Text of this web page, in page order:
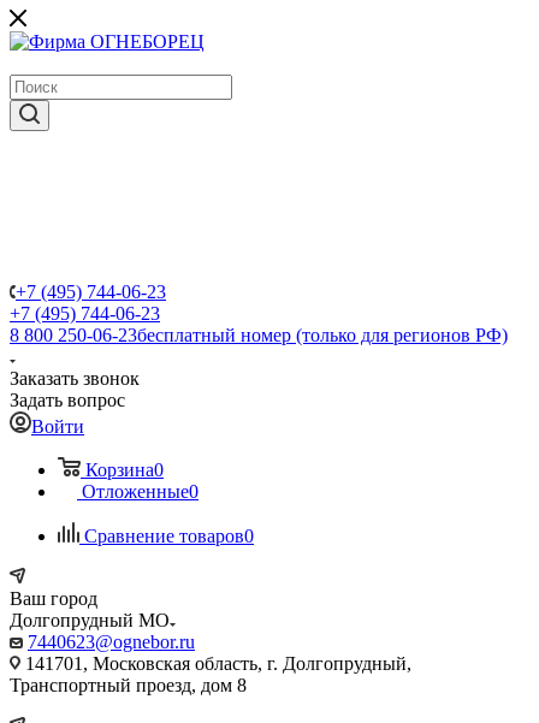
+7 (495) 744-06-23
+7 (495) 744-06-23
8 800 250-06-23бесплатный номер (только для регионов РФ)
Заказать звонок
Задать вопрос
Войти
Корзина0
Отложенные0
Сравнение товаров0
Ваш город
Долгопрудный МО
7440623@ognebor.ru
141701, Московская область, г. Долгопрудный,
Транспортный проезд, дом 8